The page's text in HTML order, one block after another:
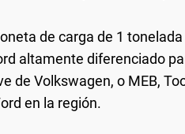
de carga de 1
altamente diferenciado
de Volkswagen, o MEB,
en la región.